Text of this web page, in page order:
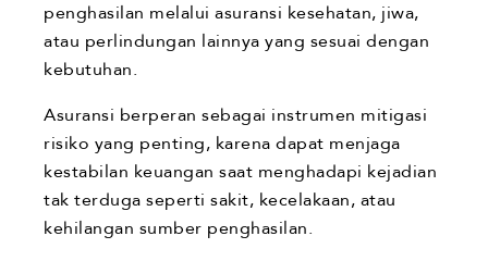
penghasilan melalui asuransi kesehatan, jiwa,
atau perlindungan lainnya yang sesuai dengan
kebutuhan.
Asuransi berperan sebagai instrumen mitigasi
risiko yang penting, karena dapat menjaga
kestabilan keuangan saat menghadapi kejadian
tak terduga seperti sakit, kecelakaan, atau
kehilangan sumber penghasilan.